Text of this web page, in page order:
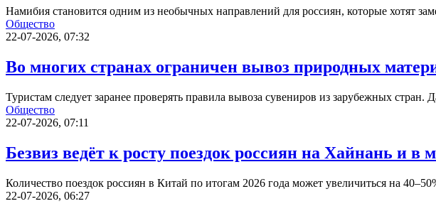
Намибия становится одним из необычных направлений для россиян, которые хотят
Общество
22-07-2026, 07:32
Во многих странах ограничен вывоз природных
Туристам следует заранее проверять правила вывоза сувениров из зарубежных
Общество
22-07-2026, 07:11
Безвиз ведёт к росту поездок россиян на Хайнань и в
Количество поездок россиян в Китай по итогам 2026 года может увеличиться на
22-07-2026, 06:27